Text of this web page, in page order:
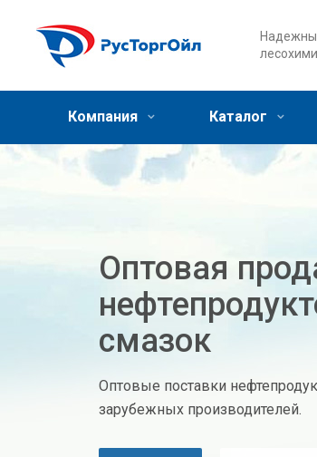
Компания Каталог
Оптовая
смазок
Оптовые поставки
зарубежных производителей.